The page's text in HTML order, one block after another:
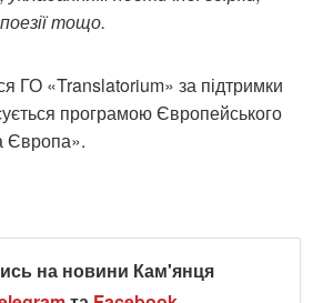
тощо.
ГО «Translatorium» за підтримки
програмою Європейського
Європа».
на новини Кам'янця